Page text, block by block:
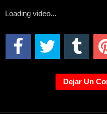
Loading video...
Dejar Un